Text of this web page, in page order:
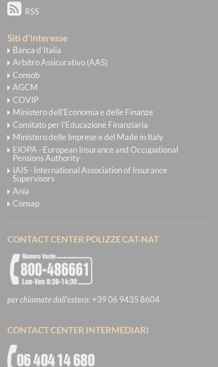
RSS
Siti d'interesse
Banca d’Italia
Arbitro Assicurativo (AAS)
Consob
AGCM
COVIP
Ministero dell'Economia e delle Finanze
Comitato per l'Educazione Finanziaria
Ministero delle Imprese e del Made in Italy
EIOPA - European Insurance and Occupational
Pensions Authority
IAIS - International Association of Insurance
Supervisors
Ania
Consap
CONTACT CENTER POLIZZE CAT-NAT
per chiamate dall'estero: +39 06 9435 8604
CONTACT CENTER INTERMEDIARI